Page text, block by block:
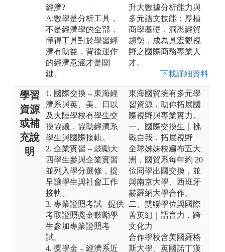
經濟?
A:數學是分析工具，
不是經濟學的全部，
懂得工具對於學習經
濟有助益，背後運作
的經濟意涵才是關
鍵。
升大數據分析能力與
多元語文技能；厚植
商學基礎，洞悉經貿
趨勢，成為具宏觀視
野之國際商務專業人
才。
下載詳細資料
學習
資源
或補
充說
明
1. 國際交換 – 東海經
濟系與英、美、日以
及大陸學校有學生交
換協議，協助經濟系
學生與國際接軌。
2. 企業實習 – 鼓勵大
四學生參與企業實習
並列入學分選修，提
早讓學生與社會工作
接軌。
3. 專業證照考試– 提供
考取證照獎金鼓勵學
生參加專業證照考
試。
4. 獎學金 – 經濟系近
東海國貿擁有多元學
習資源，助你拓展國
際視野與專業實力。
一、國際交換生｜挑
戰自我．拓展視野
全球姊妹校遍布五大
洲，國貿系每年約 20
位同學出國交換，並
與南京大學、西班牙
赫羅納大學合作。
二、雙聯學位與國際
菁英組｜語言力．跨
文化力
合作學校含美國羅格
斯大學、英國諾丁漢